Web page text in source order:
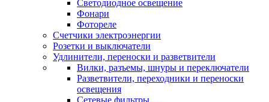
Светодиодное освещение
Фонари
Фотореле
Счетчики электроэнергии
Розетки и выключатели
Удлинители, переноски и разветвители
Вилки, разъемы, шнуры и переключатели
Разветвители, переходники и переноски
освещения
Сетевые фильтры